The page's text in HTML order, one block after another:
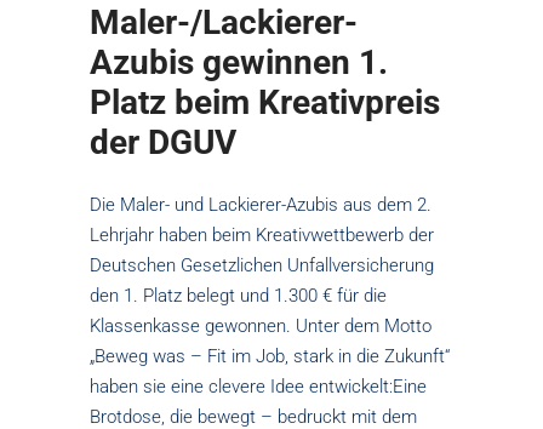
Maler-/Lackierer-
Azubis gewinnen 1.
Platz beim Kreativpreis
der DGUV
Die Maler- und Lackierer-Azubis aus dem 2.
Lehrjahr haben beim Kreativwettbewerb der
Deutschen Gesetzlichen Unfallversicherung
den 1. Platz belegt und 1.300 € für die
Klassenkasse gewonnen. Unter dem Motto
„Beweg was – Fit im Job, stark in die Zukunft“
haben sie eine clevere Idee entwickelt:Eine
Brotdose, die bewegt – bedruckt mit dem